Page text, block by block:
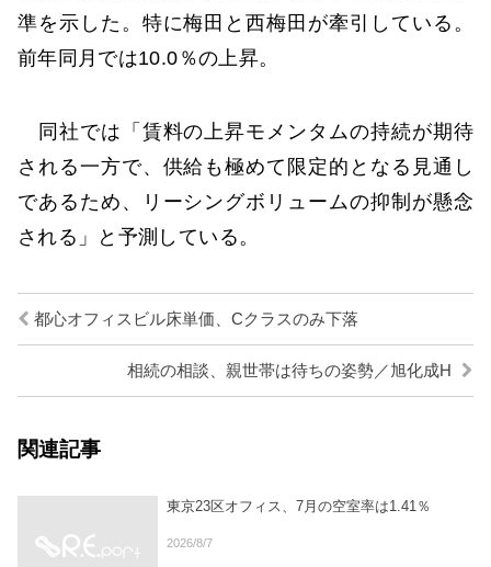
準を示した。特に梅田と西梅田が牽引している。
前年同月では10.0％の上昇。
同社では「賃料の上昇モメンタムの持続が期待
される一方で、供給も極めて限定的となる見通し
であるため、リーシングボリュームの抑制が懸念
される」と予測している。
都心オフィスビル床単価、Cクラスのみ下落
相続の相談、親世帯は待ちの姿勢／旭化成H
関連記事
東京23区オフィス、7月の空室率は1.41％
2026/8/7